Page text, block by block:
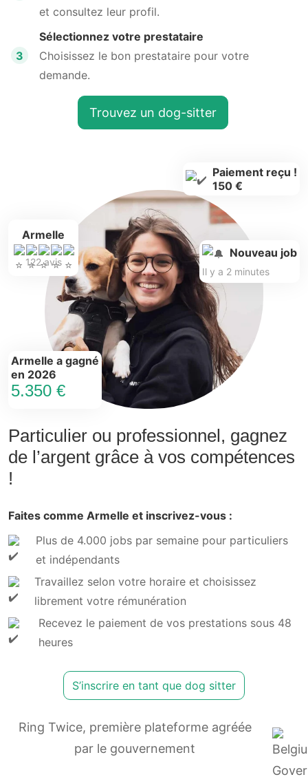
et consultez leur profil.
3
Sélectionnez votre prestataire
Choisissez le bon prestataire pour votre
demande.
Trouvez un dog-sitter
Particulier ou professionnel, gagnez
de l’argent grâce à vos compétences
!
Faites comme Armelle et inscrivez-vous :
Plus de 4.000 jobs par semaine pour particuliers
et indépendants
Travaillez selon votre horaire et choisissez
librement votre rémunération
Recevez le paiement de vos prestations sous 48
heures
S’inscrire en tant que dog sitter
Armelle
122 avis
Armelle a gagné
en 2026
5.350 €
Paiement reçu !
150 €
Nouveau job
Il y a 2 minutes
Ring Twice, première plateforme agréée
par le gouvernement